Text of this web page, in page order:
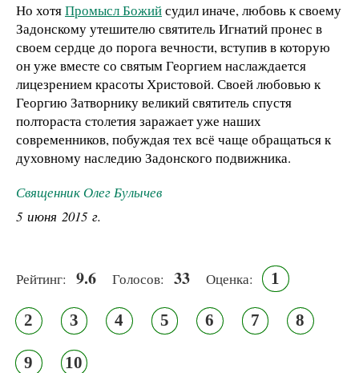
Но хотяПромысл Божийсудил иначе, любовь к своему
Задонскому утешителю святитель Игнатий пронес в
своем сердце до порога вечности, вступив в которую
он уже вместе со святым Георгием наслаждается
лицезрением красоты Христовой. Своей любовью к
Георгию Затворнику великий святитель спустя
полтораста столетия заражает уже наших
современников, побуждая тех всё чаще обращаться к
духовному наследию Задонского подвижника.
Священник Олег Булычев
5 июня 2015 г.
Рейтинг: 9.6 Голосов: 33 Оценка: 1
2 3 4 5 6 7 8
9 10